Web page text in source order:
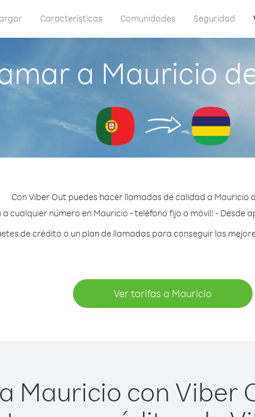
Características Comunidades Seguridad
a Mauricio
Con Viber Out puedes hacer llamadas de calidad a Mauricio
a cualquier número en Mauricio - teléfono fijo o móvil! - Desde
de crédito o un plan de llamadas para conseguir las
Ver tarifas a Mauricio
Mauricio con Viber